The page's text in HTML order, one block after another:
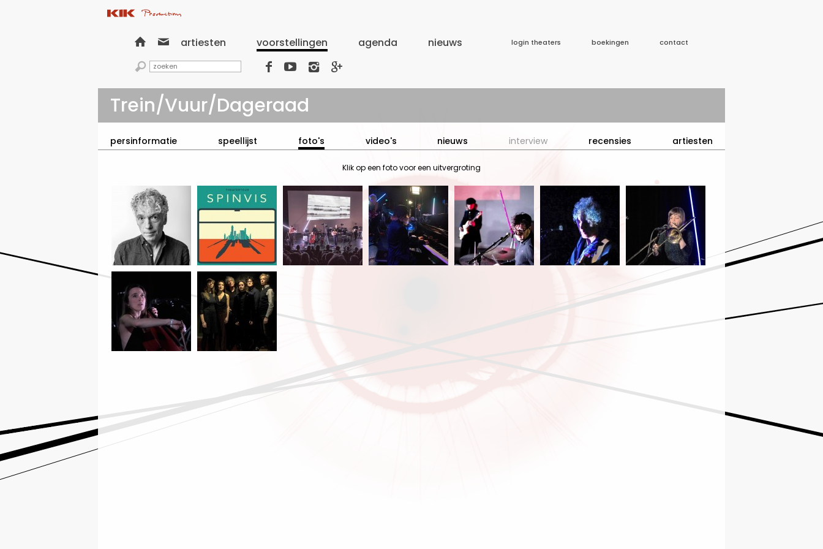
  artiesten voorstellingen agenda nieuws login theaters boekingen contact
    
Trein/Vuur/Dageraad
persinformatie speellijst foto's video's nieuws interview recensies artiesten
Klik op een foto voor een uitvergroting